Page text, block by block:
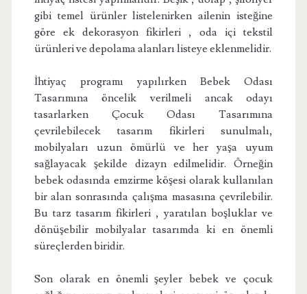
gibi temel ürünler listelenirken ailenin isteğine
göre ek dekorasyon fikirleri , oda içi tekstil
ürünleri ve depolama alanları listeye eklenmelidir.
İhtiyaç programı yapılırken Bebek Odası
Tasarımına öncelik verilmeli ancak odayı
tasarlarken Çocuk Odası Tasarımına
çevrilebilecek tasarım fikirleri sunulmalı,
mobilyaları uzun ömürlü ve her yaşa uyum
sağlayacak şekilde dizayn edilmelidir. Örneğin
bebek odasında emzirme köşesi olarak kullanılan
bir alan sonrasında çalışma masasına çevrilebilir.
Bu tarz tasarım fikirleri , yaratılan boşluklar ve
dönüşebilir mobilyalar tasarımda ki en önemli
süreçlerden biridir.
Son olarak en önemli şeyler bebek ve çocuk